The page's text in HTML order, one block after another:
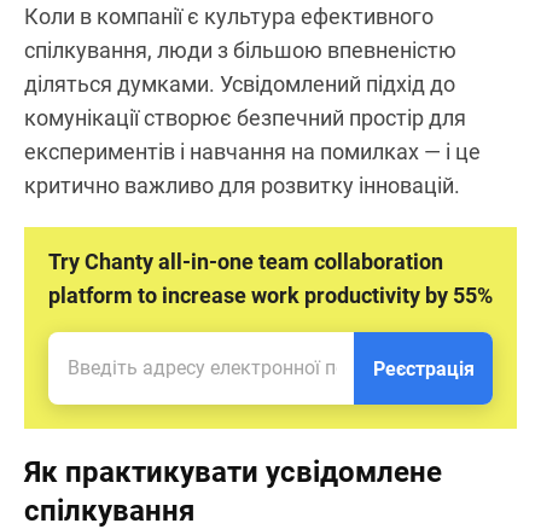
Коли в компанії є культура ефективного
спілкування, люди з більшою впевненістю
діляться думками. Усвідомлений підхід до
комунікації створює безпечний простір для
експериментів і навчання на помилках — і це
критично важливо для розвитку інновацій.
Try Chanty all-in-one team collaboration
platform to increase work productivity by 55%
Реєстрація
Як практикувати усвідомлене
спілкування